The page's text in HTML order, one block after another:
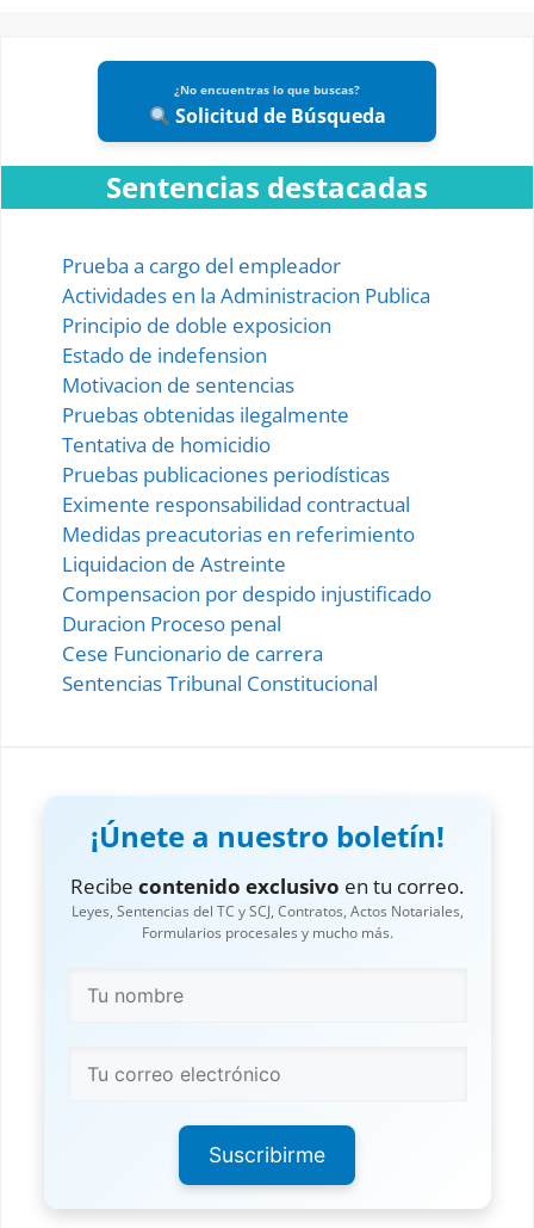
¿No encuentras lo que buscas?
Solicitud de Búsqueda
Sentencias destacadas
Prueba a cargo del empleador
Actividades en la Administracion Publica
Principio de doble exposicion
Estado de indefension
Motivacion de sentencias
Pruebas obtenidas ilegalmente
Tentativa de homicidio
Pruebas publicaciones periodísticas
Eximente responsabilidad contractual
Medidas preacutorias en referimiento
Liquidacion de Astreinte
Compensacion por despido injustificado
Duracion Proceso penal
Cese Funcionario de carrera
Sentencias Tribunal Constitucional
¡Únete a nuestro boletín!
Recibe contenido exclusivo en tu correo.
Leyes, Sentencias del TC y SCJ, Contratos, Actos Notariales,
Formularios procesales y mucho más.
Suscribirme